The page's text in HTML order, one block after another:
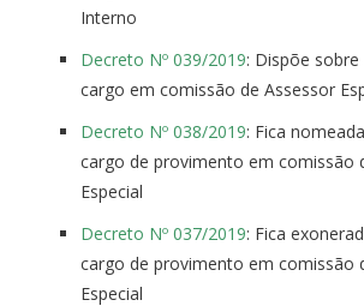
Interno
Decreto Nº 039/2019: Dispõe
cargo em comissão de Assessor
Decreto Nº 038/2019: Fica
cargo de provimento em comissão
Especial
Decreto Nº 037/2019: Fica
cargo de provimento em comissão
Especial